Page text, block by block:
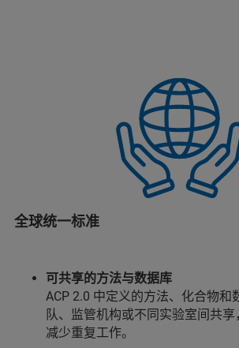
全球统一标准
可共享的方法与数据库
ACP 2.0 中定义的方法、化合物和
队、监管机构或不同实验室间共享
减少重复工作。